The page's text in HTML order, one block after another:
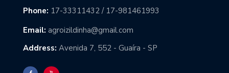
Phone: 17-33311432 / 17-981461993
Email: agroizildinha@gmail.com
Address: Avenida 7, 552 - Guaíra - SP